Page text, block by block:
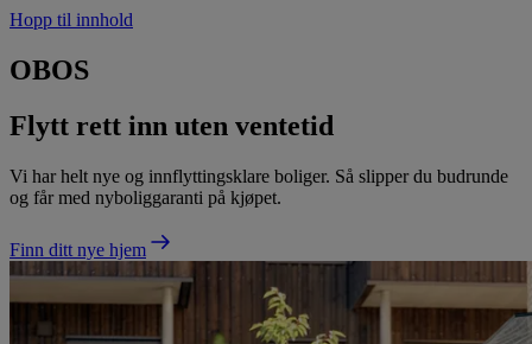
Hopp til innhold
OBOS
Flytt rett inn uten ventetid
Vi har helt nye og innflyttingsklare boliger. Så slipper du budrunde
og får med nyboliggaranti på kjøpet.
Finn ditt nye hjem